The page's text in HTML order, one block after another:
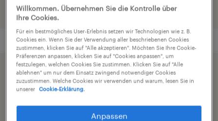
Beschleunigen Sie die Jobsuche durch die
Freigabe Ihres Profils
Willkommen. Übernehmen Sie die Kontrolle über
Ihre Cookies.
Für ein bestmögliches User-Erlebnis setzen wir Technologien wie z. B.
Cookies ein. Wenn Sie der Verwendung aller beschriebenen Cookies
zustimmen, klicken Sie auf "Alle akzeptieren". Möchten Sie Ihre Cookie-
Präferenzen anpassen, klicken Sie auf "Cookies anpassen", um
festzulegen, welchen Cookies Sie zustimmen. Klicken Sie auf "Alle
ablehnen" um nur dem Einsatz zwingend notwendiger Cookies
zuzustimmen. Welche Cookies wir verwenden und warum, lesen Sie in
unserer
Cookie-Erklärung.
Anpassen